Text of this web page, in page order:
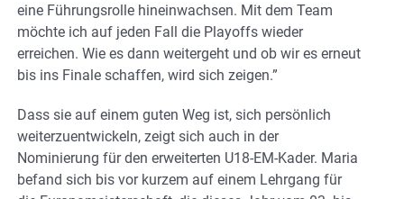
eine Führungsrolle hineinwachsen. Mit dem Team
möchte ich auf jeden Fall die Playoffs wieder
erreichen. Wie es dann weitergeht und ob wir es erneut
bis ins Finale schaffen, wird sich zeigen.”
Dass sie auf einem guten Weg ist, sich persönlich
weiterzuentwickeln, zeigt sich auch in der
Nominierung für den erweiterten U18-EM-Kader. Maria
befand sich bis vor kurzem auf einem Lehrgang für